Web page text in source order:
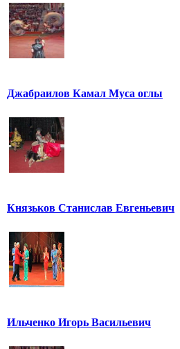
Джабраилов Камал Муса оглы
Князьков Станислав Евгеньевич
Ильченко Игорь Васильевич